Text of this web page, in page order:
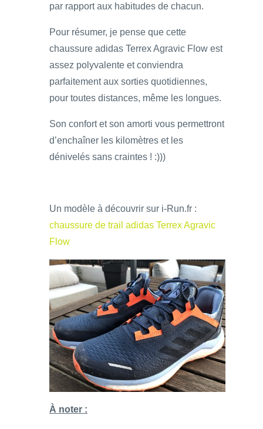
par rapport aux habitudes de chacun.
Pour résumer, je pense que cette
chaussure adidas Terrex Agravic Flow est
assez polyvalente et conviendra
parfaitement aux sorties quotidiennes,
pour toutes distances, même les longues.
Son confort et son amorti vous permettront
d’enchaîner les kilomètres et les
dénivelés sans craintes ! :)))
Un modèle à découvrir sur i-Run.fr :
chaussure de trail adidas Terrex Agravic
Flow
À noter :